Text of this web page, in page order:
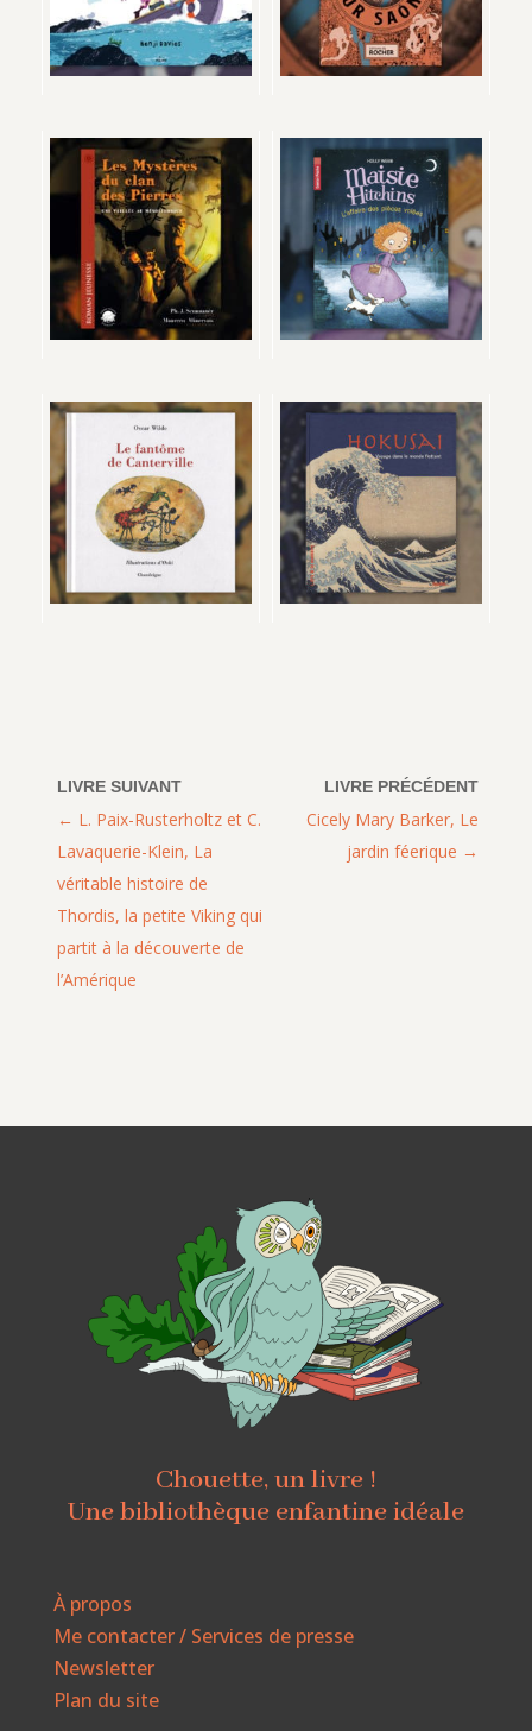
Cicely Mary Barker, Le
jardin féerique
L. Paix-Rusterholtz et C.
Lavaquerie-Klein, La
véritable histoire de
Thordis, la petite Viking qui
partit à la découverte de
l’Amérique
Chouette, un livre !
Une bibliothèque enfantine idéale
À propos
Me contacter / Services de presse
Newsletter
Plan du site